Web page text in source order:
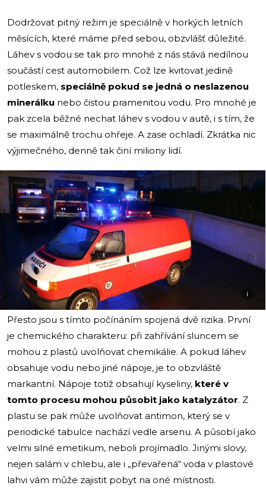
Dodržovat pitný režim je speciálně v horkých letních
měsících, které máme před sebou, obzvlášť důležité.
Láhev s vodou se tak pro mnohé z nás stává nedílnou
součástí cest automobilem. Což lze kvitovat jedině
potleskem, speciálně pokud se jedná o neslazenou
minerálku nebo čistou pramenitou vodu. Pro mnohé je
pak zcela běžné nechat láhev s vodou v autě, i s tím, že
se maximálně trochu ohřeje. A zase ochladí. Zkrátka nic
výjimečného, denně tak činí miliony lidí.
i
Přesto jsou s tímto počínáním spojená dvě rizika. První
je chemického charakteru: při zahřívání sluncem se
mohou z plastů uvolňovat chemikálie. A pokud láhev
obsahuje vodu nebo jiné nápoje, je to obzvláště
markantní. Nápoje totiž obsahují kyseliny, které v
tomto procesu mohou působit jako katalyzátor. Z
plastu se pak může uvolňovat antimon, který se v
periodické tabulce nachází vedle arsenu. A působí jako
velmi silné emetikum, neboli projímadlo. Jinými slovy,
nejen salám v chlebu, ale i „převařená“ voda v plastové
lahvi vám může zajistit pobyt na oné místnosti.